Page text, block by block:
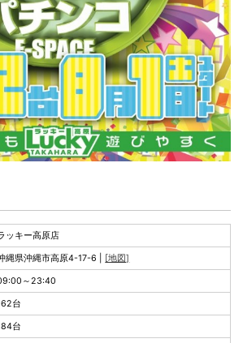
ッキー高原店
縄県沖縄市高原4-17-6 | [地図]
～23:40
台
台